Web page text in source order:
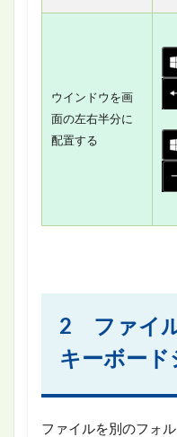
ウインドウを画
面の左右半分に
配置する
2 ファイ
キーボード
ファイルを別のフォ